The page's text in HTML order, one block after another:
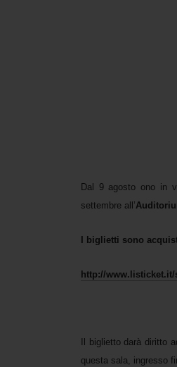
Dal 9 agosto ono in
settembre all’
I biglietti sono
http://
Il biglietto darà diritto
questa sala, ingresso